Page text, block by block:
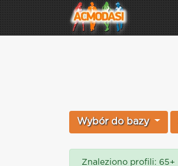
Wybór do bazy
Znaleziono profili: 65+